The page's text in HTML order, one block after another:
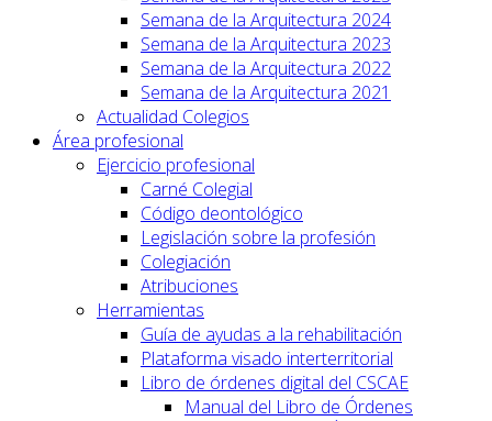
Semana de la Arquitectura 2024
Semana de la Arquitectura 2023
Semana de la Arquitectura 2022
Semana de la Arquitectura 2021
Actualidad Colegios
Área profesional
Ejercicio profesional
Carné Colegial
Código deontológico
Legislación sobre la profesión
Colegiación
Atribuciones
Herramientas
Guía de ayudas a la rehabilitación
Plataforma visado interterritorial
Libro de órdenes digital del CSCAE
Manual del Libro de Órdenes